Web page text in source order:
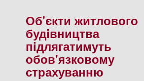
Об'єкти житлового
будiвництва
пiдлягатимуть
обов'язковому
страхуванню